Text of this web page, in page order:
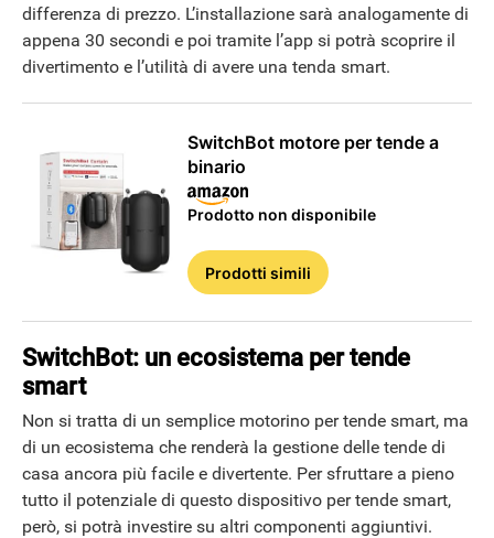
ANDROID
differenza di prezzo. L’installazione sarà analogamente di
appena 30 secondi e poi tramite l’app si potrà scoprire il
divertimento e l’utilità di avere una tenda smart.
SwitchBot motore per tende a
binario
Prodotto non disponibile
Prodotti simili
SwitchBot: un ecosistema per tende
smart
Non si tratta di un semplice motorino per tende smart, ma
di un ecosistema che renderà la gestione delle tende di
casa ancora più facile e divertente. Per sfruttare a pieno
tutto il potenziale di questo dispositivo per tende smart,
però, si potrà investire su altri componenti aggiuntivi.